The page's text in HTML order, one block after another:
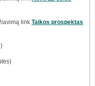
link Taikos prospektas